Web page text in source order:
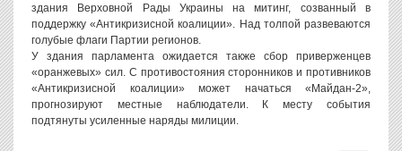
здания Верховной Рады Украины на митинг, созванный в
поддержку «Антикризисной коалиции». Над толпой развеваются
голубые флаги Партии регионов.
У здания парламента ожидается также сбор приверженцев
«оранжевых» сил. С противостояния сторонников и противников
«Антикризисной коалиции» может начаться «Майдан-2»,
прогнозируют местные наблюдатели. К месту события
подтянуты усиленные наряды милиции.